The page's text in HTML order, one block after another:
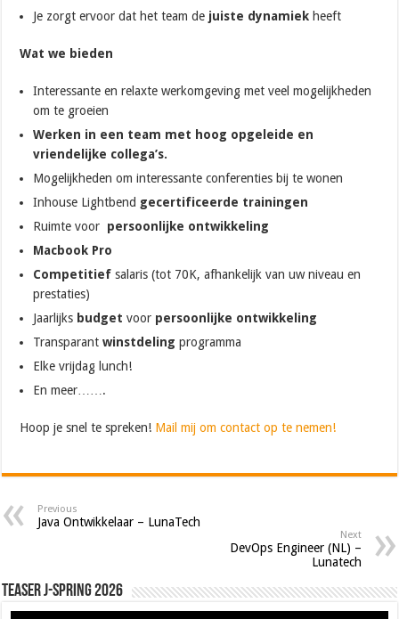
Je zorgt ervoor dat het team de juiste dynamiek heeft
Wat we bieden
Interessante en relaxte werkomgeving met veel mogelijkheden
om te groeien
Werken in een team met hoog opgeleide en
vriendelijke collega’s.
Mogelijkheden om interessante conferenties bij te wonen
Inhouse Lightbend gecertificeerde trainingen
Ruimte voor persoonlijke ontwikkeling
Macbook Pro
Competitief salaris (tot 70K, afhankelijk van uw niveau en
prestaties)
Jaarlijks budget voor persoonlijke ontwikkeling
Transparantwinstdeling programma
Elke vrijdag lunch!
En meer…….
Hoop je snel te spreken! Mail mij om contact op te nemen!
Previous
Java Ontwikkelaar – LunaTech
Next
DevOps Engineer (NL) –
Lunatech
Teaser J-Spring 2026